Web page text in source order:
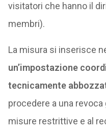
visitatori che hanno il
membri).
La misura si inserisce
un’impostazione
tecnicamente
procedere a una
misure restrittive e al